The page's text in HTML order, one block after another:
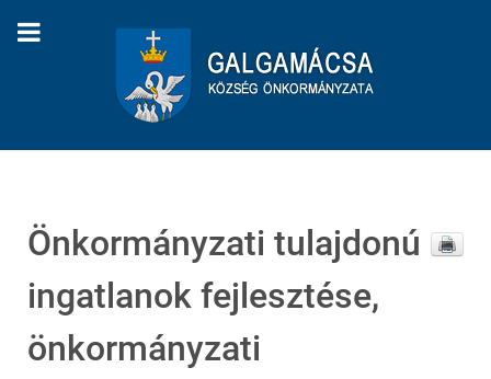
Önkormányzati tulajdonú
ingatlanok fejlesztése,
önkormányzati